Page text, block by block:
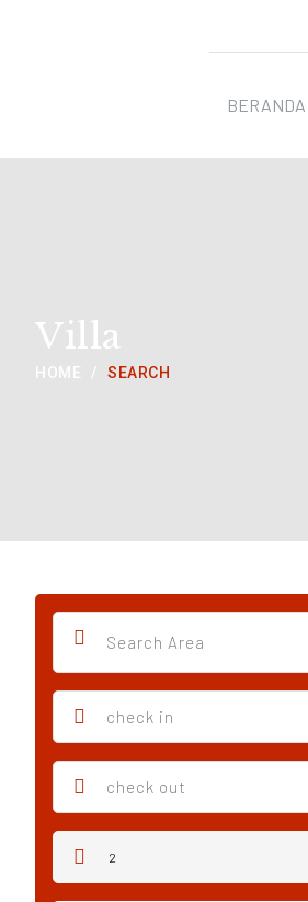
BERANDA
Villa
HOME SEARCH